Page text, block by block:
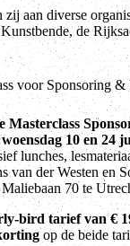
aan diverse
de
voor Sponsoring
Masterclass
10 en 24
lunches,
van der Westen en
70 te
bird tarief van €
op de beide